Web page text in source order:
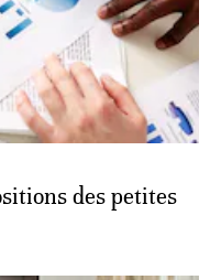
des petites